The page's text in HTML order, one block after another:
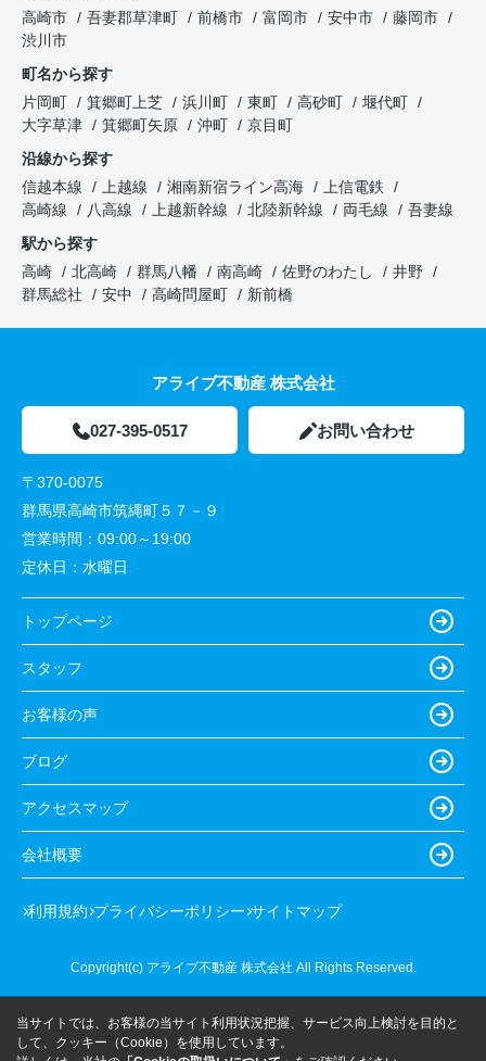
高崎市
吾妻郡草津町 前橋市 富岡市 安中市
藤岡市
渋川市
町名から探す
片岡町
箕郷町上芝 浜川町 東町 高砂町
堰代町
大字草津
箕郷町矢原 沖町
京目町
沿線から探す
信越本線
上越線 湘南新宿ライン高海
上信電鉄
高崎線
八高線 上越新幹線 北陸新幹線 両毛線
吾妻線
駅から探す
高崎
北高崎 群馬八幡 南高崎 佐野のわたし
井野
群馬総社
安中 高崎問屋町 新前橋
アライブ不動産 株式会社
027-395-0517 お問い合わせ
〒370-0075
群馬県高崎市筑縄町５７－９
営業時間： 09:00～19:00
定休日： 水曜日
トップページ
スタッフ
お客様の声
ブログ
アクセスマップ
会社概要
利用規約 プライバシーポリシー サイトマップ
Copyright(c) アライブ不動産 株式会社 All Rights Reserved.
当サイトでは、お客様の当サイト利用状況把握、サービス向上検討を目的と
して、クッキー（Cookie）を使用しています。